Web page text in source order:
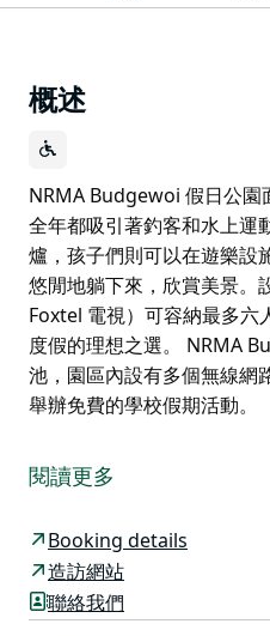
概述
NRMA Budgewoi 假日公園
全年都吸引著釣客和水上運
爐，孩子們則可以在遊樂設
悠閒地躺下來，欣賞美景。
Foxtel 電視）可容納最多六
度假的理想之選。 NRMA
池，園區內設有多個無線網
舉辦免費的學校假期活動。
全年都吸引著釣客和水上運
耍，或者您也可以悠閒地躺
獨立小木屋（配備 Foxtel 電
或家庭，是您週末度假的理
閱讀更多
Booking details
造訪網站
聯絡我們